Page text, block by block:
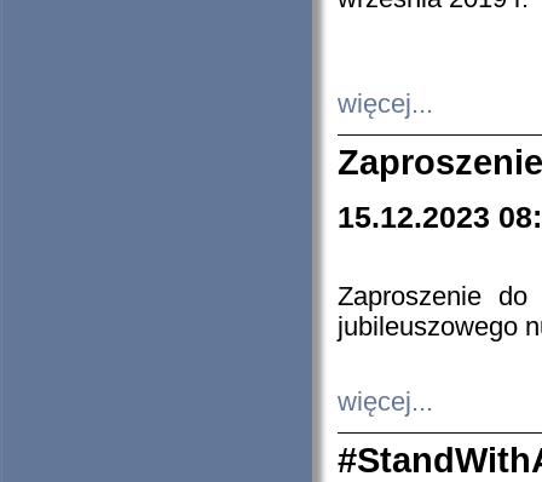
więcej...
15.12.2023
Zaproszenie do
jubileuszowego
więcej...